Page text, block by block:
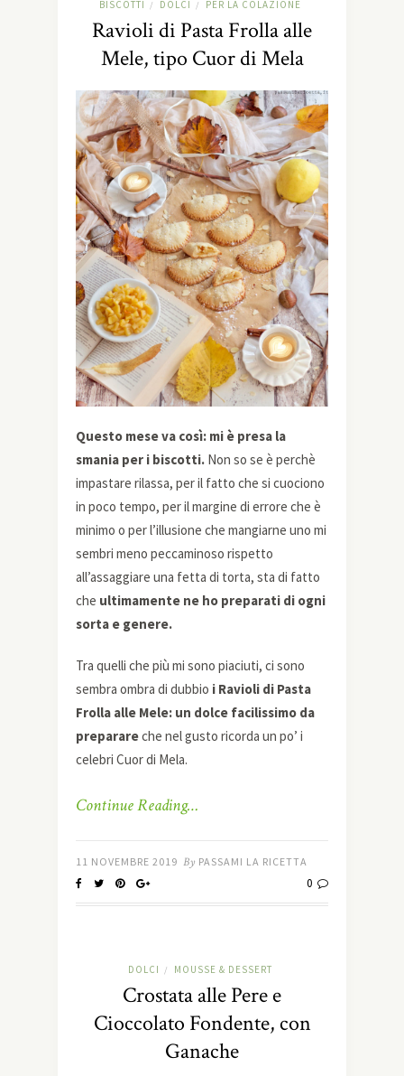
BISCOTTI / DOLCI / PER LA COLAZIONE
Ravioli di Pasta Frolla alle
Mele, tipo Cuor di Mela
Questo mese va così: mi è presa la
smania per i biscotti. Non so se è perchè
impastare rilassa, per il fatto che si cuociono
in poco tempo, per il margine di errore che è
minimo o per l’illusione che mangiarne uno mi
sembri meno peccaminoso rispetto
all’assaggiare una fetta di torta, sta di fatto
che ultimamente ne ho preparati di ogni
sorta e genere.
Tra quelli che più mi sono piaciuti, ci sono
sembra ombra di dubbio i Ravioli di Pasta
Frolla alle Mele: un dolce facilissimo da
preparareche nel gusto ricorda un po’ i
celebri Cuor di Mela.
Continue Reading…
11 NOVEMBRE 2019 By PASSAMI LA RICETTA
0
DOLCI / MOUSSE & DESSERT
Crostata alle Pere e
Cioccolato Fondente, con
Ganache